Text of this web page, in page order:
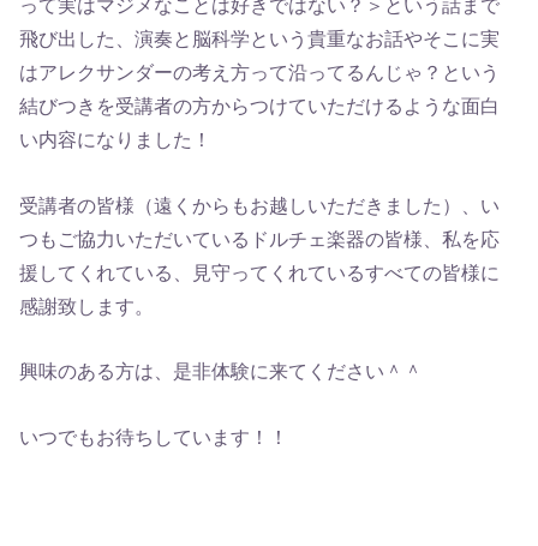
って実はマジメなことは好きではない？＞という話まで
飛び出した、演奏と脳科学という貴重なお話やそこに実
はアレクサンダーの考え方って沿ってるんじゃ？という
結びつきを受講者の方からつけていただけるような面白
い内容になりました！
受講者の皆様（遠くからもお越しいただきました）、い
つもご協力いただいているドルチェ楽器の皆様、私を応
援してくれている、見守ってくれているすべての皆様に
感謝致します。
興味のある方は、是非体験に来てください＾＾
いつでもお待ちしています！！